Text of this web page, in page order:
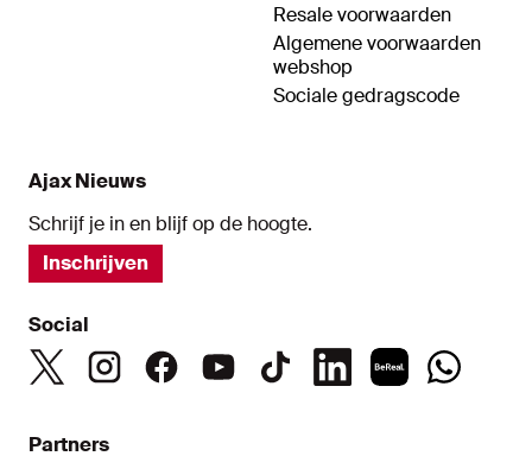
Resale voorwaarden
Algemene voorwaarden
webshop
Sociale gedragscode
Ajax Nieuws
Schrijf je in en blijf op de hoogte.
Inschrijven
Social
Partners